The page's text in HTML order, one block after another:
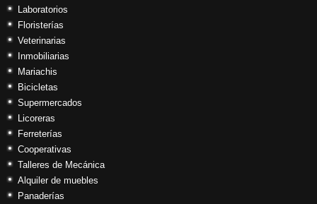
Laboratorios
Floristerías
Veterinarias
Inmobiliarias
Mariachis
Bicicletas
Supermercados
Licoreras
Ferreterías
Cooperativas
Talleres de Mecánica
Alquiler de muebles
Panaderías